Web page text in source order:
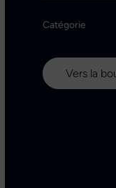
Catégorie
Vers la